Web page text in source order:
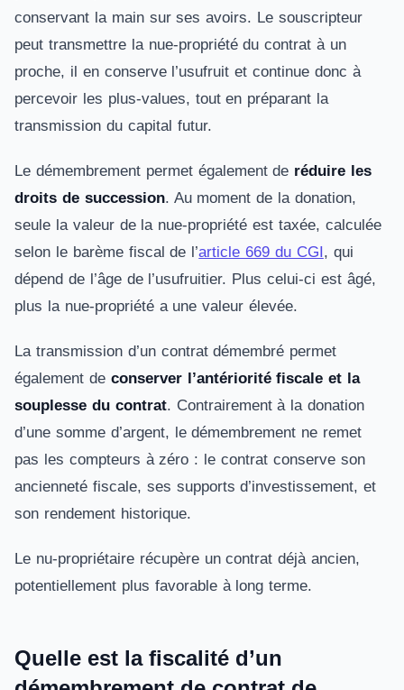
conservant la main sur ses avoirs. Le souscripteur
peut transmettre la nue-propriété du contrat à un
proche, il en conserve l’usufruit et continue donc à
percevoir les plus-values, tout en préparant la
transmission du capital futur.
Le démembrement permet également de réduire les
droits de succession. Au moment de la donation,
seule la valeur de la nue-propriété est taxée, calculée
selon le barème fiscal de l’article 669 du CGI, qui
dépend de l’âge de l’usufruitier. Plus celui-ci est âgé,
plus la nue-propriété a une valeur élevée.
La transmission d’un contrat démembré permet
également de conserver l’antériorité fiscale et la
souplesse du contrat. Contrairement à la donation
d’une somme d’argent, le démembrement ne remet
pas les compteurs à zéro : le contrat conserve son
ancienneté fiscale, ses supports d’investissement, et
son rendement historique.
Le nu-propriétaire récupère un contrat déjà ancien,
potentiellement plus favorable à long terme.
Quelle est la fiscalité d’un